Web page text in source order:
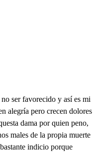
quiero cuál dices al caballero y ha de ser de aquesta suerte que en mi navio os llevaré, y estando dentro en la mar sin que se pueda escapar la muerte allí le daré, y así te podrás quedar con la dama eso conviene mas el caballero viene y ella cumplenos callar alargad el tardo paso que no es larga la jornada ya dichadas cansada, del temor no hagáis caso, que en un pecho enamorado parece mal el temor si el andar no da dolor a vuestro pie delicado porque con tanta afición os quiero si me queréis queado vos ponéis los pies pongo yo mi corazón Ya, señor, he concertado lando embarcate luego que la mar está en sosiego y el tiempo manso y templado Con esto contento voy, en barquémonos mi bien Pues embarcaos vos también que luego al momento voy, Vanse y queda el piloto solo Quién me vido no aun ahora libre contento y quieto, y quien cautivo y sujeto, me ve del amor ahora Quién ha tenido valor de sufrir en la importuna dar mil golpes de Fortuna no sufrir uno de amor y para dar a entender lo que digo, y aclararme, ha venido a sujetarme, a tal punto una mujer aquesta es la dama bella de quien está enamorado ya concertado dar muerte alamo por ella En fin, yo la quiero amo, puesto con mi brazo fuerte dórico darle la muerte después de muerto su amo, y pues el a su señor quiere ser facineroso, a un tra